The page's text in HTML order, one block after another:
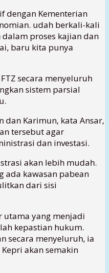
dengan Kementerian
udah berkali-kali
proses kajian dan
baru kita punya
secara menyeluruh
sistem parsial
dan Karimun, kata Ansar,
tersebut agar
dan investasi.
akan lebih mudah.
ada kawasan pabean
dari sisi
utama yang menjadi
kepastian hukum.
secara menyeluruh, ia
akan semakin